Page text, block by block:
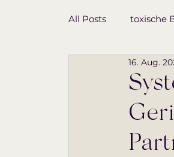
All Posts toxische
Allgemein16. Aug.